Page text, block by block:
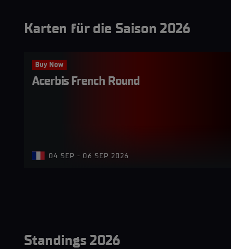
Karten für die Saison 2026
Buy Now
Acerbis French Round
04 SEP - 06 SEP 2026
Standings 2026